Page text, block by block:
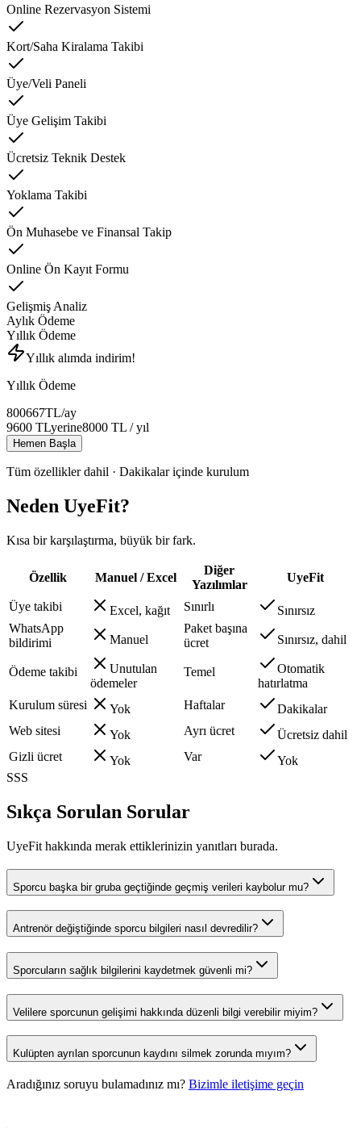
Online Rezervasyon Sistemi
Kort/Saha Kiralama Takibi
Üye/Veli Paneli
Üye Gelişim Takibi
Ücretsiz Teknik Destek
Yoklama Takibi
Ön Muhasebe ve Finansal Takip
Online Ön Kayıt Formu
Gelişmiş Analiz
Aylık Ödeme
Yıllık Ödeme
Yıllık alımda indirim!
Yıllık Ödeme
800667TL/ay
9600 TLyerine8000 TL / yıl
Hemen Başla
Tüm özellikler dahil · Dakikalar içinde kurulum
Neden UyeFit?
Kısa bir karşılaştırma, büyük bir fark.
Özellik Manuel / Excel
Diğer
Yazılımlar
UyeFit
Üye takibi Excel, kağıt Sınırlı
Sınırsız
WhatsApp
bildirimi
Manuel
Paket başına
ücret
Sınırsız, dahil
Ödeme takibi
Unutulan
ödemeler
Temel
Otomatik
hatırlatma
Kurulum süresi
Yok Haftalar
Dakikalar
Web sitesi
Yok Ayrı ücret
Ücretsiz dahil
Gizli ücret
Yok Var
Yok
SSS
Sıkça Sorulan Sorular
UyeFit hakkında merak ettiklerinizin yanıtları burada.
Sporcu başka bir gruba geçtiğinde geçmiş verileri kaybolur mu?
Antrenör değiştiğinde sporcu bilgileri nasıl devredilir?
Sporcuların sağlık bilgilerini kaydetmek güvenli mi?
Velilere sporcunun gelişimi hakkında düzenli bilgi verebilir miyim?
Kulüpten ayrılan sporcunun kaydını silmek zorunda mıyım?
Aradığınız soruyu bulamadınız mı? Bizimle iletişime geçin